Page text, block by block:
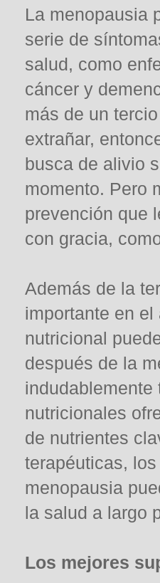
La menopausia
serie de
salud, como
cáncer y
más de un
extrañar,
busca de alivio
momento. Pero
prevención que
con gracia,
Además de la
importante en
nutricional
después de la
nutricionales
de nutrientes
terapéuticas,
menopausia
la salud a largo
Los mejores